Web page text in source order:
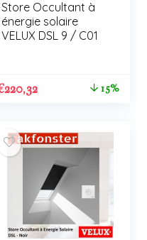
Store Occultant à
énergie solaire
VELUX DSL 9 / C01
220,32 15%